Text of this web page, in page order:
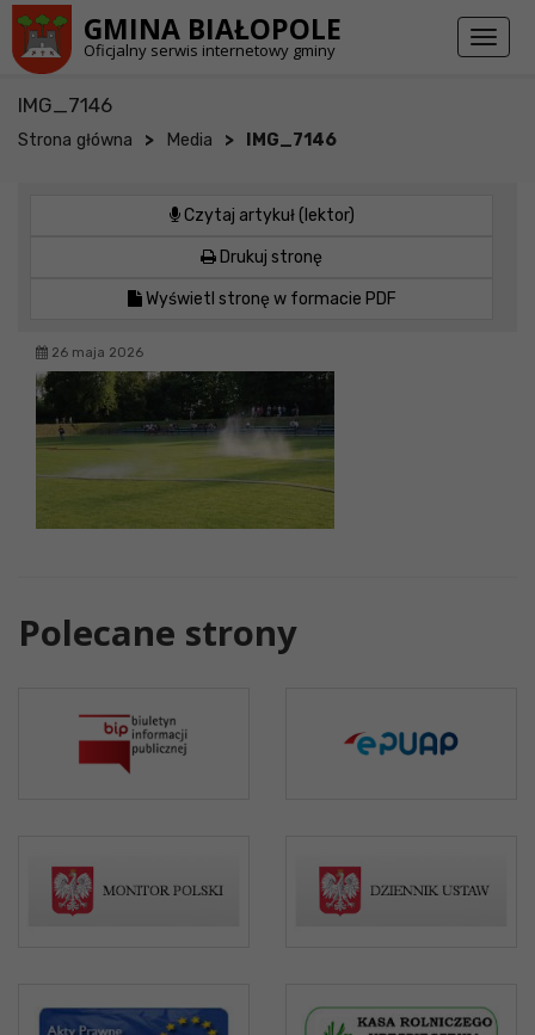
GMINA BIAŁOPOLE
Oficjalny serwis internetowy gminy
Toggle
IMG_7146
Strona główna > Media > IMG_7146
Czytaj artykuł (lektor)
Drukuj stronę
Wyświetl stronę w formacie PDF
26 maja 2026
Polecane strony